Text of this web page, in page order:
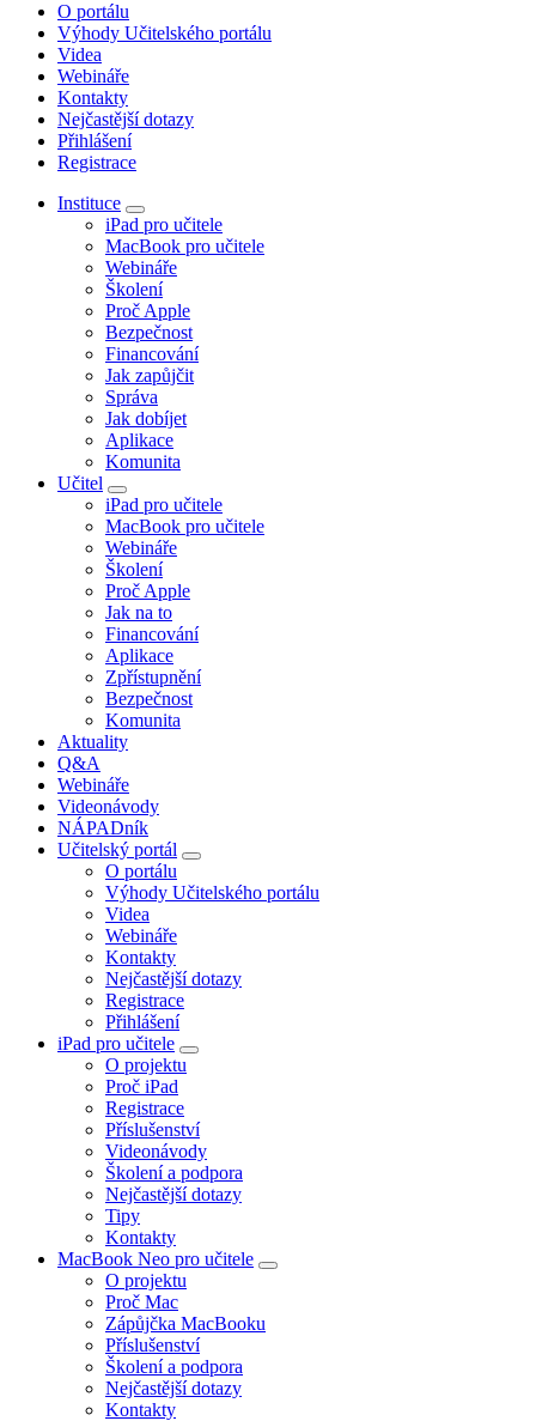
O portálu
Výhody Učitelského portálu
Videa
Webináře
Kontakty
Nejčastější dotazy
Přihlášení
Registrace
Instituce
iPad pro učitele
MacBook pro učitele
Webináře
Školení
Proč Apple
Bezpečnost
Financování
Jak zapůjčit
Správa
Jak dobíjet
Aplikace
Komunita
Učitel
iPad pro učitele
MacBook pro učitele
Webináře
Školení
Proč Apple
Jak na to
Financování
Aplikace
Zpřístupnění
Bezpečnost
Komunita
Aktuality
Q&A
Webináře
Videonávody
NÁPADník
Učitelský portál
O portálu
Výhody Učitelského portálu
Videa
Webináře
Kontakty
Nejčastější dotazy
Registrace
Přihlášení
iPad pro učitele
O projektu
Proč iPad
Registrace
Příslušenství
Videonávody
Školení a podpora
Nejčastější dotazy
Tipy
Kontakty
MacBook Neo pro učitele
O projektu
Proč Mac
Zápůjčka MacBooku
Příslušenství
Školení a podpora
Nejčastější dotazy
Kontakty